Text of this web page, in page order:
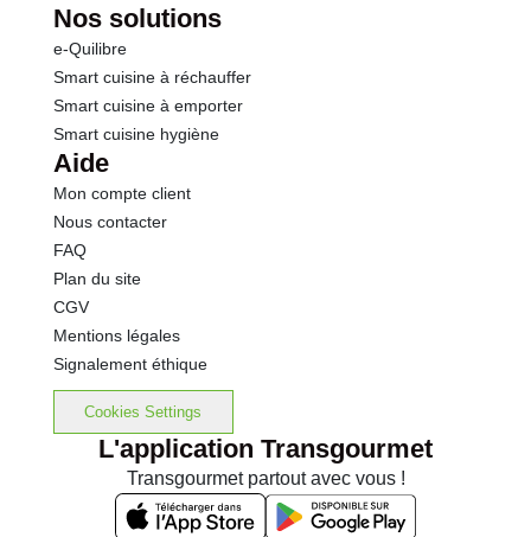
Nos solutions
e-Quilibre
Smart cuisine à réchauffer
Smart cuisine à emporter
Smart cuisine hygiène
Aide
Mon compte client
Nous contacter
FAQ
Plan du site
CGV
Mentions légales
Signalement éthique
Cookies Settings
L'application Transgourmet
Transgourmet partout avec vous !